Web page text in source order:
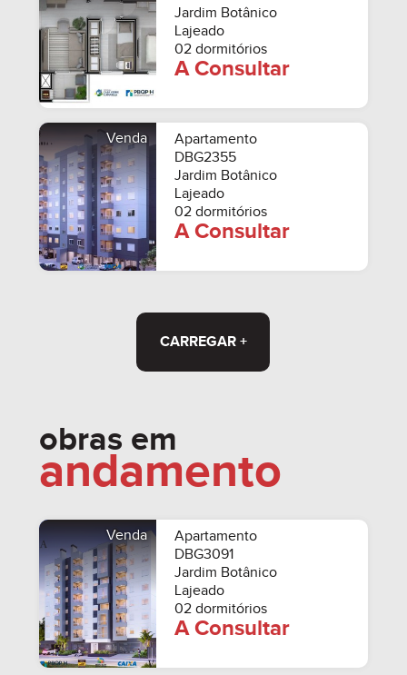
Jardim Botânico
Lajeado
02 dormitórios
A Consultar
Venda
Apartamento
DBG2355
Jardim Botânico
Lajeado
02 dormitórios
A Consultar
CARREGAR +
obras em
andamento
Venda
Apartamento
DBG3091
Jardim Botânico
Lajeado
02 dormitórios
A Consultar